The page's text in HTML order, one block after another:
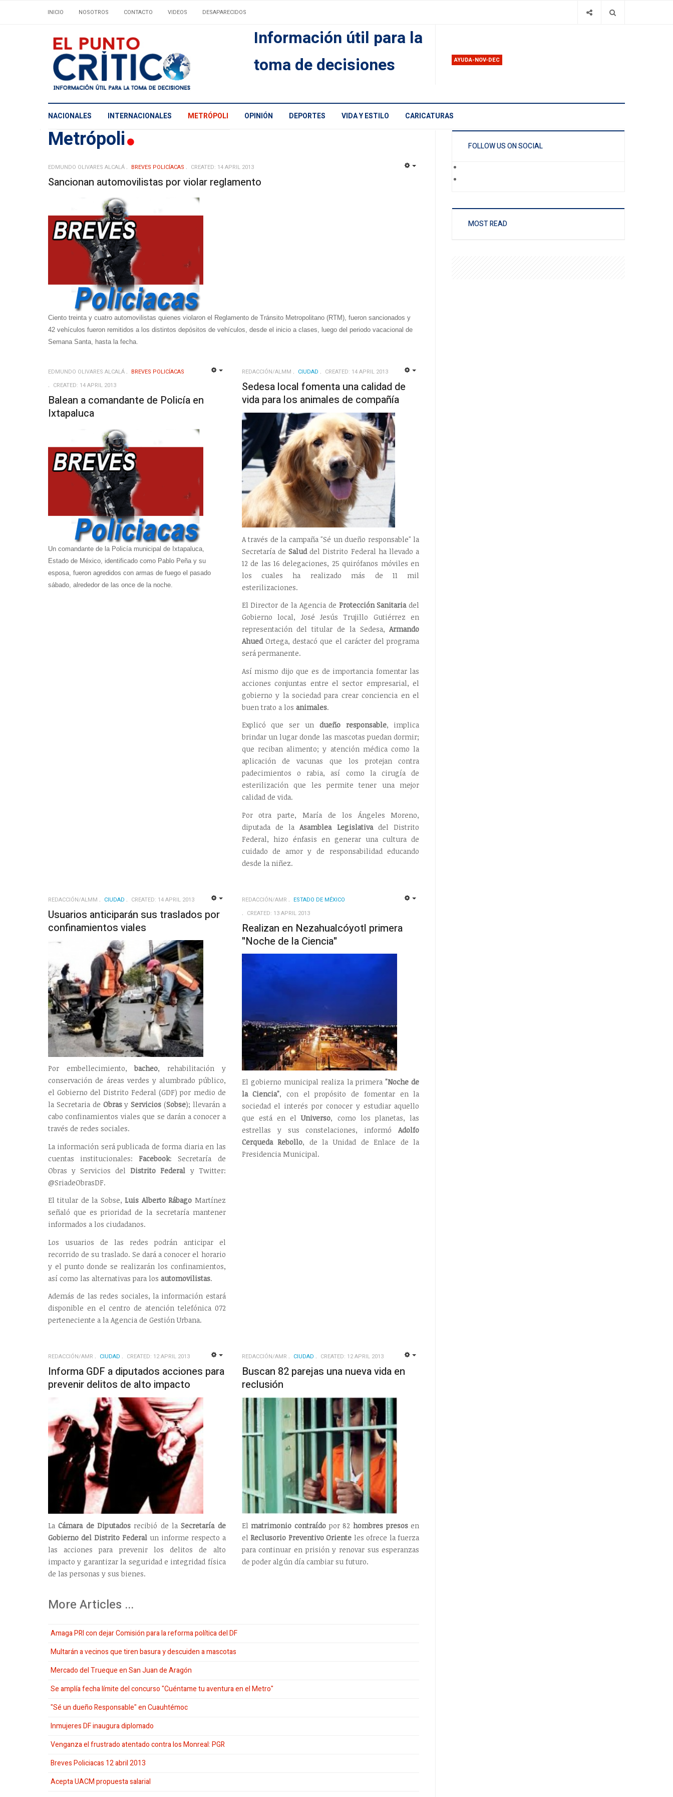
INICIO NOSOTROS CONTACTO VIDEOS DESAPARECIDOS
Información útil para la
toma de decisiones
AYUDA-NOV-DEC
NACIONALES INTERNACIONALES METRÓPOLI OPINIÓN DEPORTES VIDA Y ESTILO CARICATURAS
Metrópoli
EDMUNDO OLIVARES ALCALÁ BREVES POLICÍACAS CREATED: 14 APRIL 2013
Sancionan automovilistas por violar reglamento
Ciento treinta y cuatro automovilistas quienes violaron el Reglamento de Tránsito Metropolitano (RTM), fueron sancionados y
42 vehículos fueron remitidos a los distintos depósitos de vehículos, desde el inicio a clases, luego del periodo vacacional de
Semana Santa, hasta la fecha.
EDMUNDO OLIVARES ALCALÁ
BREVES POLICÍACAS
CREATED: 14 APRIL 2013
Balean a comandante de Policía en
Ixtapaluca
Un comandante de la Policía municipal de Ixtapaluca,
Estado de México, identificado como Pablo Peña y su
esposa, fueron agredidos con armas de fuego el pasado
sábado, alrededor de las once de la noche.
REDACCIÓN/ALMM CIUDAD CREATED: 14 APRIL 2013
Sedesa local fomenta una calidad de
vida para los animales de compañía
A través de la campaña "Sé un dueño responsable" la
Secretaría deSaluddel Distrito Federal ha llevado a
12 de las 16 delegaciones, 25 quirófanos móviles en
los cuales ha realizado más de 11 mil
esterilizaciones.
El Director de la Agencia de Protección Sanitariadel
Gobierno local, José Jesús Trujillo Gutiérrez en
representación del titular de la Sedesa,Armando
AhuedOrtega, destacó que el carácter del programa
será permanente.
Así mismo dijo que es de importancia fomentar las
acciones conjuntas entre el sector empresarial, el
gobierno y la sociedad para crear conciencia en el
buen trato a los animales.
Explicó que ser un dueño responsable, implica
brindar un lugar donde las mascotas puedan dormir;
que reciban alimento; y atención médica como la
aplicación de vacunas que los protejan contra
padecimientos o rabia, así como la cirugía de
esterilización que les permite tener una mejor
calidad de vida.
Por otra parte, María de los Ángeles Moreno,
diputada de laAsamblea Legislativadel Distrito
Federal, hizo énfasis en generar una cultura de
cuidado de amor y de responsabilidad educando
desde la niñez.
REDACCIÓN/ALMM CIUDAD CREATED: 14 APRIL 2013
Usuarios anticiparán sus traslados por
confinamientos viales
Por embellecimiento,bacheo, rehabilitación y
conservación de áreas verdes y alumbrado público,
el Gobierno del Distrito Federal (GDF) por medio de
la Secretaria de ObrasyServicios (Sobse); llevarán a
cabo confinamientos viales que se darán a conocer a
través de redes sociales.
La información será publicada de forma diaria en las
cuentas institucionales: Facebook: Secretaría de
Obras y Servicios delDistrito Federal y Twitter:
@SriadeObrasDF.
El titular de la Sobse,Luis Alberto Rábago Martínez
señaló que es prioridad de la secretaría mantener
informados a los ciudadanos.
Los usuarios de las redes podrán anticipar el
recorrido de su traslado. Se dará a conocer el horario
y el punto donde se realizarán los confinamientos,
así como las alternativas para los automovilistas.
Además de las redes sociales, la información estará
disponible en el centro de atención telefónica 072
perteneciente a la Agencia de Gestión Urbana.
REDACCIÓN/AMR
ESTADO DE MÉXICO
CREATED: 13 APRIL 2013
Realizan en Nezahualcóyotl primera
"Noche de la Ciencia"
El gobierno municipal realiza la primera"Noche de
la Ciencia", con el propósito de fomentar en la
sociedad el interés por conocer y estudiar aquello
que está en elUniverso, como los planetas, las
estrellas y sus constelaciones, informóAdolfo
Cerqueda Rebollo, de la Unidad de Enlace de la
Presidencia Municipal.
REDACCIÓN/AMR CIUDAD CREATED: 12 APRIL 2013
Informa GDF a diputados acciones para
prevenir delitos de alto impacto
LaCámara de Diputados recibió de laSecretaría de
Gobierno del Distrito Federalun informe respecto a
las acciones para prevenir los delitos de alto
impacto y garantizar la seguridad e integridad física
de las personas y sus bienes.
REDACCIÓN/AMR CIUDAD CREATED: 12 APRIL 2013
Buscan 82 parejas una nueva vida en
reclusión
Elmatrimonio contraído por 82 hombres presosen
elReclusorio Preventivo Oriente les ofrece la fuerza
para continuar en prisión y renovar sus esperanzas
de poder algún día cambiar su futuro.
More Articles ...
Amaga PRI con dejar Comisión para la reforma política del DF
Multarán a vecinos que tiren basura y descuiden a mascotas
Mercado del Trueque en San Juan de Aragón
Se amplía fecha límite del concurso "Cuéntame tu aventura en el Metro"
"Sé un dueño Responsable" en Cuauhtémoc
Inmujeres DF inaugura diplomado
Venganza el frustrado atentado contra los Monreal: PGR
Breves Policiacas 12 abril 2013
Acepta UACM propuesta salarial
FOLLOW US ON SOCIAL
MOST READ